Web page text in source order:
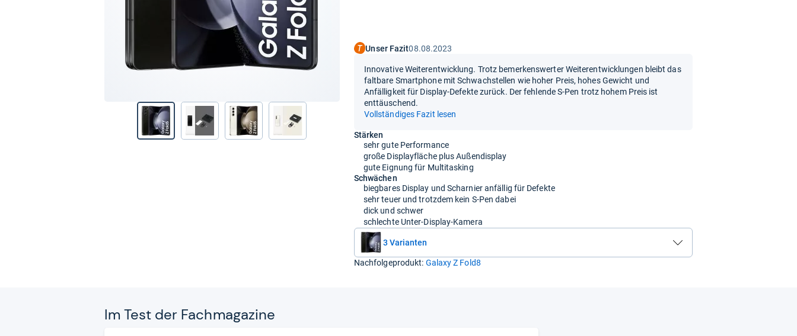
Unser Fazit08.08.2023
Innovative Weiterentwicklung. Trotz bemerkenswerter Weiterentwicklungen bleibt das
faltbare Smartphone mit Schwachstellen wie hoher Preis, hohes Gewicht und
Anfälligkeit für Display-Defekte zurück. Der fehlende S-Pen trotz hohem Preis ist
enttäuschend.
Vollständiges Fazit lesen
Stärken
sehr gute Performance
große Displayfläche plus Außendisplay
gute Eignung für Multitasking
Schwächen
biegbares Display und Scharnier anfällig für Defekte
sehr teuer und trotzdem kein S-Pen dabei
dick und schwer
schlechte Unter-Display-Kamera
3 Varianten
Nachfolgeprodukt: Galaxy Z Fold8
Im Test der Fach­ma­ga­zine